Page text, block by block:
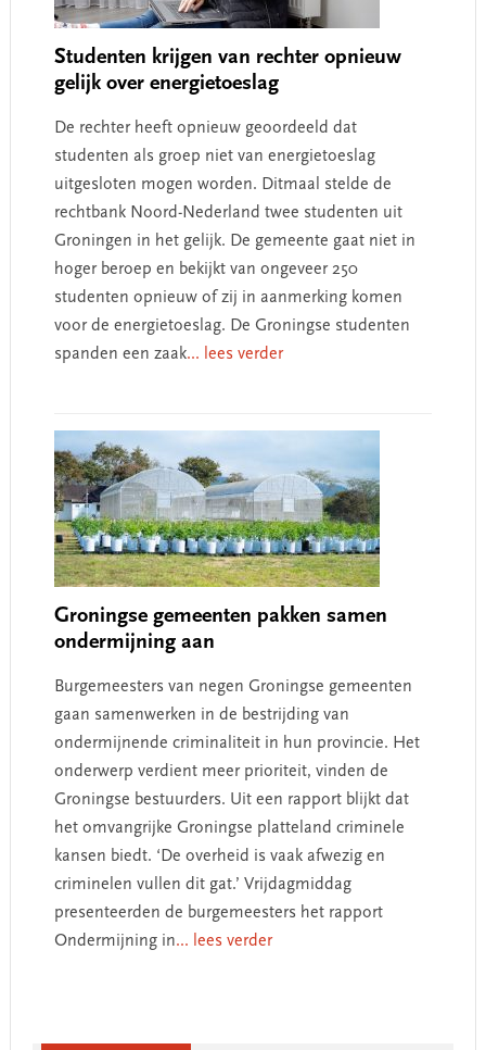
Studenten krijgen van rechter opnieuw
gelijk over energietoeslag
De rechter heeft opnieuw geoordeeld dat
studenten als groep niet van energietoeslag
uitgesloten mogen worden. Ditmaal stelde de
rechtbank Noord-Nederland twee studenten uit
Groningen in het gelijk. De gemeente gaat niet in
hoger beroep en bekijkt van ongeveer 250
studenten opnieuw of zij in aanmerking komen
voor de energietoeslag. De Groningse studenten
spanden een zaak... lees verder
Groningse gemeenten pakken samen
ondermijning aan
Burgemeesters van negen Groningse gemeenten
gaan samenwerken in de bestrijding van
ondermijnende criminaliteit in hun provincie. Het
onderwerp verdient meer prioriteit, vinden de
Groningse bestuurders. Uit een rapport blijkt dat
het omvangrijke Groningse platteland criminele
kansen biedt. ‘De overheid is vaak afwezig en
criminelen vullen dit gat.’ Vrijdagmiddag
presenteerden de burgemeesters het rapport
Ondermijning in... lees verder